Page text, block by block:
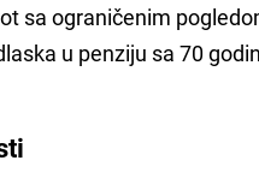
sa ograničenim
u penziju sa 70